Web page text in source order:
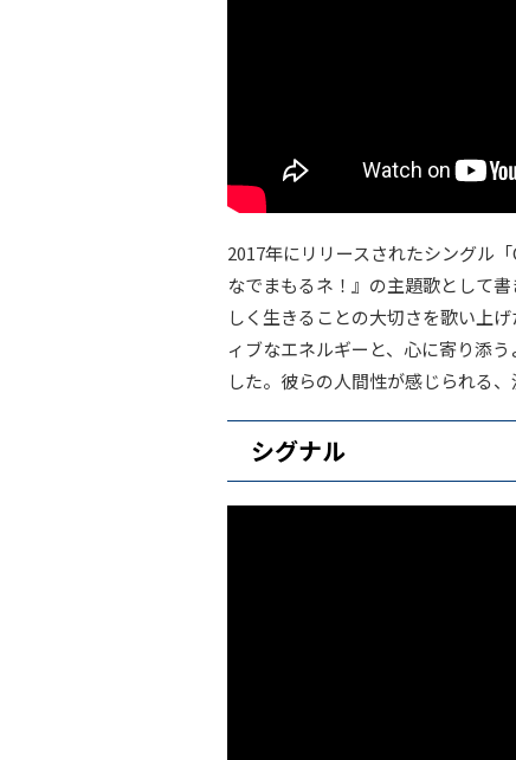
2017年にリリースされたシングル
なでまもるネ！』の主題歌として
しく生きることの大切さを歌い上
ィブなエネルギーと、心に寄り添
した。彼らの人間性が感じられる、
シグナル